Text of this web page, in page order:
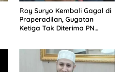
Roy Suryo Kembali Gagal di
Praperadilan, Gugatan
Ketiga Tak Diterima PN